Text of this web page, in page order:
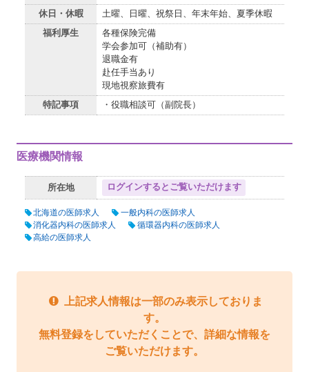
休日・休暇 土曜、日曜、祝祭日、年末年始、夏季休暇
福利厚生
各種保険完備
学会参加可（補助有）
退職金有
赴任手当あり
現地視察旅費有
特記事項 ・役職相談可（副院長）
医療機関情報
所在地 ログインするとご覧いただけます
北海道の医師求人
一般内科の医師求人
消化器内科の医師求人
循環器内科の医師求人
高給の医師求人
上記求人情報は一部のみ表示しておりま
す。
無料登録をしていただくことで、詳細な情報を
ご覧いただけます。